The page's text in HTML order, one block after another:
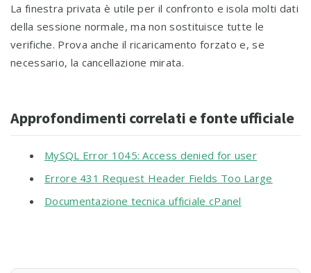
La finestra privata è utile per il confronto e isola molti dati
della sessione normale, ma non sostituisce tutte le
verifiche. Prova anche il ricaricamento forzato e, se
necessario, la cancellazione mirata.
Approfondimenti correlati e fonte ufficiale
MySQL Error 1045: Access denied for user
Errore 431 Request Header Fields Too Large
Documentazione tecnica ufficiale cPanel